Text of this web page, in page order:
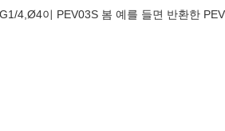
4,Ø4이 PEV03S 봄 예를 들면 반환한